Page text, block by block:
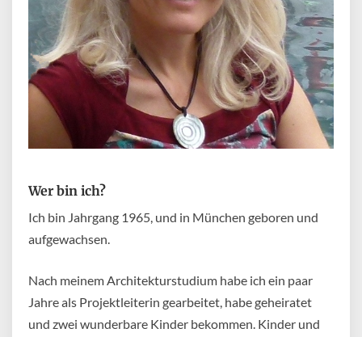
Wer bin ich?
Ich bin Jahrgang 1965, und in München geboren und
aufgewachsen.
Nach meinem Architekturstudium habe ich ein paar
Jahre als Projektleiterin gearbeitet, habe geheiratet
und zwei wunderbare Kinder bekommen. Kinder und